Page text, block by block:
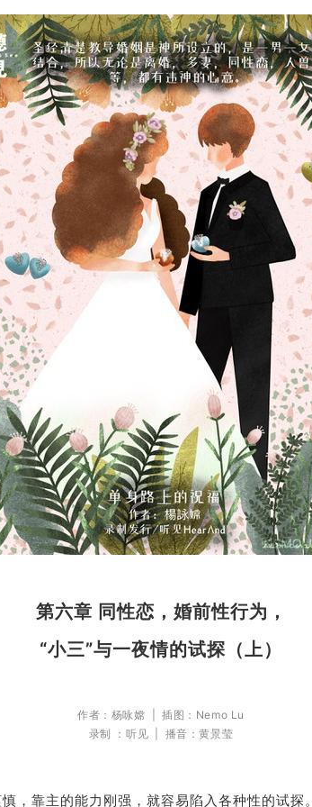
第六章 同性恋，婚前性行为，
“小三”与一夜情的试探（上）
作者：杨咏嫦 |插图：Nemo Lu
录制 ：听见 | 播音：黄景莹
，靠主的能力刚强，就容易陷入各种性的试探。